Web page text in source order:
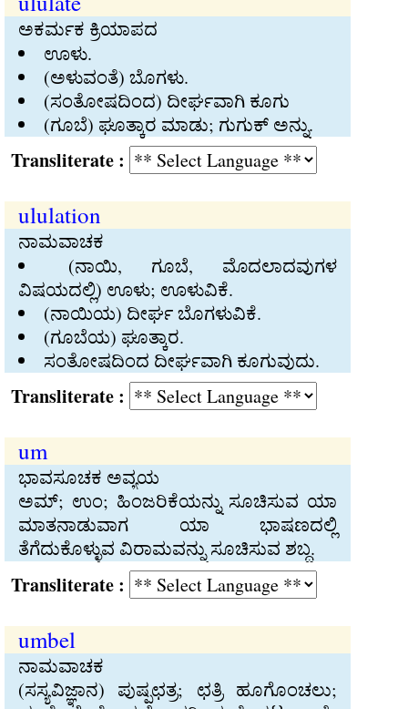
ಅಕರ್ಮಕ ಕ್ರಿಯಾಪದ
ಊಳು.
(ಅಳುವಂತೆ) ಬೊಗಳು.
(ಸಂತೋಷದಿಂದ) ದೀರ್ಘವಾಗಿ ಕೂಗು
(ಗೂಬೆ) ಘೂತ್ಕಾರ ಮಾಡು; ಗುಗುಕ್‍ ಅನ್ನು.
:
ululation
ನಾಮವಾಚಕ
(ನಾಯಿ, ಗೂಬೆ, ಮೊದಲಾದವುಗಳ
ವಿಷಯದಲ್ಲಿ) ಊಳು; ಊಳುವಿಕೆ.
(ನಾಯಿಯ) ದೀರ್ಘ ಬೊಗಳುವಿಕೆ.
(ಗೂಬೆಯ) ಘೂತ್ಕಾರ.
ಸಂತೋಷದಿಂದ ದೀರ್ಘವಾಗಿ ಕೂಗುವುದು.
:
um
ಭಾವಸೂಚಕ ಅವ್ಯಯ
ಅಮ್‍; ಉಂ; ಹಿಂಜರಿಕೆಯನ್ನು ಸೂಚಿಸುವ ಯಾ
ಮಾತನಾಡುವಾಗ ಯಾ ಭಾಷಣದಲ್ಲಿ
ತೆಗೆದುಕೊಳ್ಳುವ ವಿರಾಮವನ್ನು ಸೂಚಿಸುವ ಶಬ್ದ.
:
umbel
ನಾಮವಾಚಕ
(ಸಸ್ಯವಿಜ್ಞಾನ) ಪುಷ್ಪಛತ್ರ; ಛತ್ರಿ ಹೂಗೊಂಚಲು;